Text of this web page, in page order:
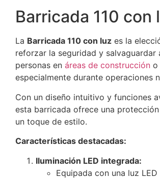
Barricada 110 con
La Barricada 110 con luz es la
reforzar la seguridad y salvaguardar
personas en áreas de construcción o
especialmente durante operaciones
Con un diseño intuitivo y funciones
esta barricada ofrece una
un toque de estilo.
Características destacadas:
Iluminación LED integrada:
Equipada con una luz